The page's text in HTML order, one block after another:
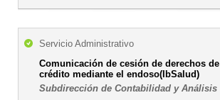
Servicio Administrativo
Comunicación de cesión de derechos de
crédito mediante el endoso(IbSalud)
Subdirección de Contabilidad y Análisis